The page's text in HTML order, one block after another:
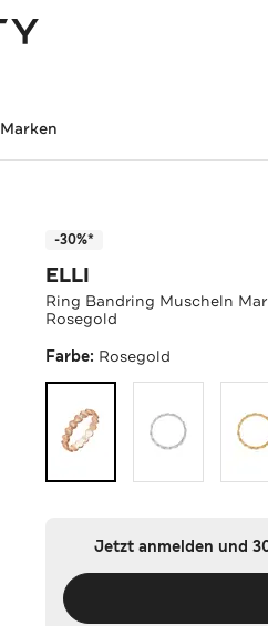
Marken
-30%*
ELLI
Ring Bandring Muscheln
Rosegold
Farbe: Rosegold
Jetzt anmelden und